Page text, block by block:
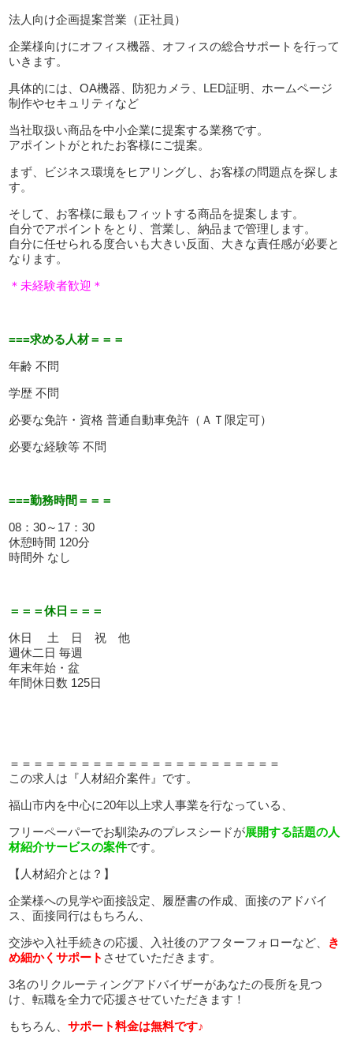
法人向け企画提案営業（正社員）
企業様向けにオフィス機器、オフィスの総合サポートを行って
いきます。
具体的には、OA機器、防犯カメラ、LED証明、ホームページ
制作やセキュリティなど
当社取扱い商品を中小企業に提案する業務です。
アポイントがとれたお客様にご提案。
まず、ビジネス環境をヒアリングし、お客様の問題点を探しま
す。
そして、お客様に最もフィットする商品を提案します。
自分でアポイントをとり、営業し、納品まで管理します。
自分に任せられる度合いも大きい反面、大きな責任感が必要と
なります。
＊未経験者歓迎＊
===求める人材＝＝＝
年齢 不問
学歴 不問
必要な免許・資格 普通自動車免許（ＡＴ限定可）
必要な経験等 不問
===勤務時間＝＝＝
08：30～17：30
休憩時間 120分
時間外 なし
＝＝＝休日＝＝＝
休日 土 日 祝 他
週休二日 毎週
年末年始・盆
年間休日数 125日
＝＝＝＝＝＝＝＝＝＝＝＝＝＝＝＝＝＝＝＝＝＝＝
この求人は『人材紹介案件』です。
福山市内を中心に20年以上求人事業を行なっている、
フリーペーパーでお馴染みのプレスシードが展開する話題の人
材紹介サービスの案件です。
【人材紹介とは？】
企業様への見学や面接設定、履歴書の作成、面接のアドバイ
ス、面接同行はもちろん、
交渉や入社手続きの応援、入社後のアフターフォローなど、
き
め細かくサポート させていただきます。
3名のリクルーティングアドバイザーがあなたの長所を見つ
け、転職を全力で応援させていただきます！
もちろん、サポート料金は無料です♪